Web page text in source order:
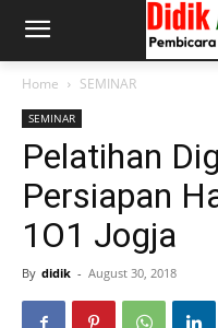
Home SEMINAR
SEMINAR
Pelatihan
Persiapan
1O1 Jogja
By didik - August 30, 2018